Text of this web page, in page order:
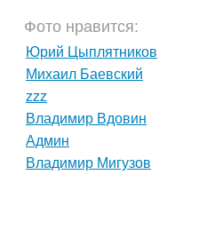
Фото нравится:
Юрий Цыплятников
Михаил Баевский
zzz
Владимир Вдовин
Админ
Владимир Мигузов